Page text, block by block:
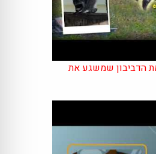
הדביבון שמשגע את